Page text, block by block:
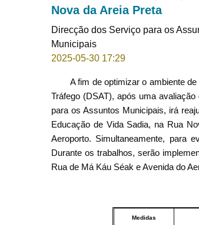
Nova da Areia Preta
Direcção dos Serviço para os
Municipais
2025-05-30 17:29
A fim de optimizar o ambiente
Tráfego (DSAT), após uma
para os Assuntos Municipais, irá
Educação de Vida Sadia, na Rua
Aeroporto. Simultaneamente, para
Durante os trabalhos, serão
Rua de Má Káu Séak e Avenida do
Medidas